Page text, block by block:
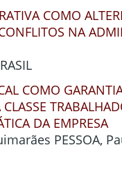
COMO
NA
COMO
DA EMPRESA
PESSOA,